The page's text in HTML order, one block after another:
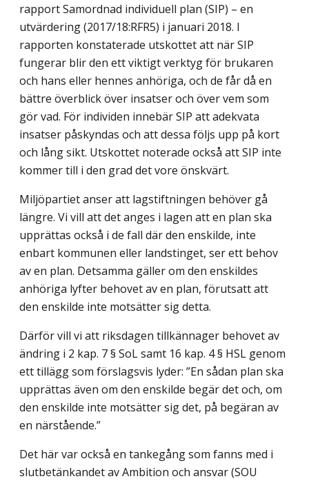
rapport Samordnad individuell plan (SIP) – en
utvärdering (2017/18:RFR5) i januari 2018. I
rapporten konstaterade utskottet att när SIP
fungerar blir den ett viktigt verktyg för brukaren
och hans eller hennes anhöriga, och de får då en
bättre överblick över insatser och över vem som
gör vad. För individen innebär SIP att adekvata
insatser påskyndas och att dessa följs upp på kort
och lång sikt. Utskottet noterade också att SIP inte
kommer till i den grad det vore önskvärt.
Miljöpartiet anser att lagstiftningen behöver gå
längre. Vi vill att det anges i lagen att en plan ska
upprättas också i de fall där den enskilde, inte
enbart kommunen eller landstinget, ser ett behov
av en plan. Detsamma gäller om den enskildes
anhöriga lyfter behovet av en plan, förutsatt att
den enskilde inte motsätter sig detta.
Därför vill vi att riksdagen tillkännager behovet av
ändring i 2 kap. 7 § SoL samt 16 kap. 4 § HSL genom
ett tillägg som förslagsvis lyder: ”En sådan plan ska
upprättas även om den enskilde begär det och, om
den enskilde inte motsätter sig det, på begäran av
en närstående.”
Det här var också en tankegång som fanns med i
slutbetänkandet av Ambition och ansvar (SOU